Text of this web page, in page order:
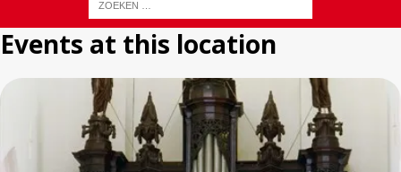
Events at this location